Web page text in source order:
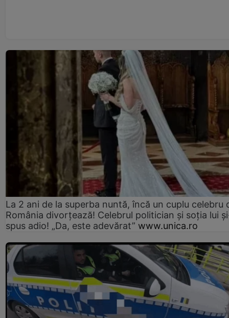
La 2 ani de la superba nuntă, încă un cuplu celebru
România divorțează! Celebrul politician și soția lui
spus adio! „Da, este adevărat” www.unica.ro